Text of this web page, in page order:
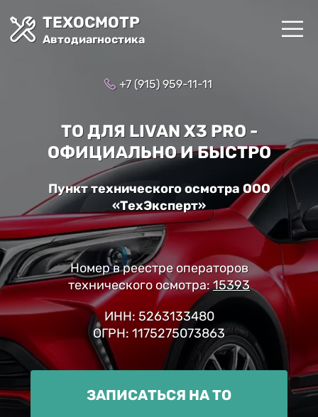
ТЕХОСМОТР
Автодиагностика
+7 (915) 959-11-11
ТО ДЛЯ LIVAN X3 PRO -
ОФИЦИАЛЬНО И БЫСТРО
Пункт технического осмотра ООО
«ТехЭксперт»
Номер в реестре операторов
технического осмотра:15393
ИНН: 5263133480
ОГРН: 1175275073863
ЗАПИСАТЬСЯ НА ТО